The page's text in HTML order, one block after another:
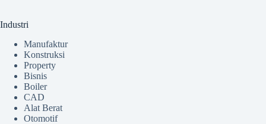
Industri
Manufaktur
Konstruksi
Property
Bisnis
Boiler
CAD
Alat Berat
Otomotif